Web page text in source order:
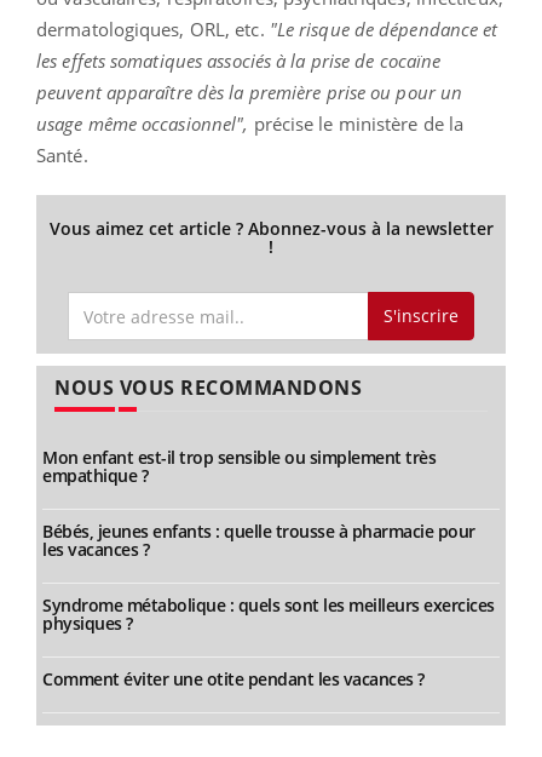
dermatologiques, ORL, etc. "Le risque de dépendance et
les effets somatiques associés à la prise de cocaïne
peuvent apparaître dès la première prise ou pour un
usage même occasionnel", précise le ministère de la
Santé.
Vous aimez cet article ? Abonnez-vous à la newsletter
!
S'inscrire
NOUS VOUS RECOMMANDONS
Mon enfant est-il trop sensible ou simplement très
empathique ?
Bébés, jeunes enfants : quelle trousse à pharmacie pour
les vacances ?
Syndrome métabolique : quels sont les meilleurs exercices
physiques ?
Comment éviter une otite pendant les vacances ?